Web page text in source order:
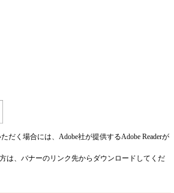
だく場合には、Adobe社が提供するAdobe Readerが
は、バナーのリンク先からダウンロードしてくだ